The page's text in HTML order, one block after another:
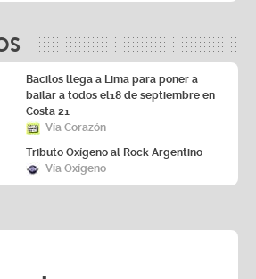
Bacilos llega a Lima para poner a
bailar a todos el18 de septiembre en
Costa 21
Vía Corazón
Tributo Oxígeno al Rock Argentino
Vía Oxígeno